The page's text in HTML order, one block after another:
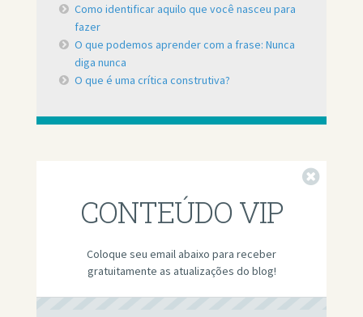
Como identificar aquilo que você nasceu para
fazer
O que podemos aprender com a frase: Nunca
diga nunca
O que é uma crítica construtiva?
CONTEÚDO VIP
Coloque seu email abaixo para receber
gratuitamente as atualizações do blog!